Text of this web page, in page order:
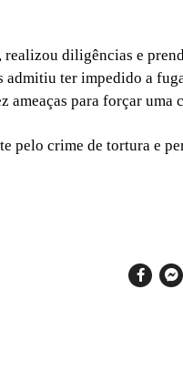
diligências e
admitiu ter impedido a
ameaças para forçar uma
pelo crime de tortura e